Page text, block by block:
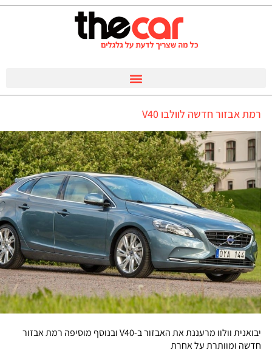
רמת אבזור חדשה לוולבו V40
יבואנית וולוו מרעננת את האבזור ב-V40 ובנוסף מוסיפה רמת אבזור
חדשה ומוותרת על אחרת